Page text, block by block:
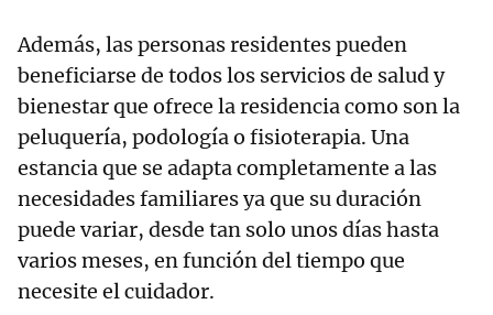
Además, las personas residentes pueden
beneficiarse de todos los servicios de salud y
bienestar que ofrece la residencia como son la
peluquería, podología o fisioterapia. Una
estancia que se adapta completamente a las
necesidades familiares ya que su duración
puede variar, desde tan solo unos días hasta
varios meses, en función del tiempo que
necesite el cuidador.